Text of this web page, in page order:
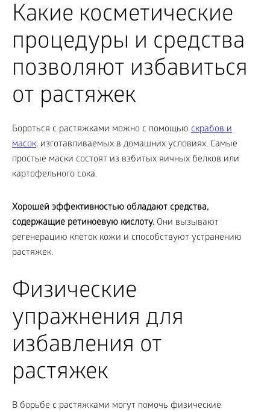
Какие косметические
процедуры и средства
позволяют избавиться
от растяжек
Бороться с растяжками можно с помощью скрабов и
масок, изготавливаемых в домашних условиях. Самые
простые маски состоят из взбитых яичных белков или
картофельного сока.
Хорошей эффективностью обладают средства,
содержащие ретиноевую кислоту. Они вызывают
регенерацию клеток кожи и способствуют устранению
растяжек.
Физические
упражнения для
избавления от
растяжек
В борьбе с растяжками могут помочь физические